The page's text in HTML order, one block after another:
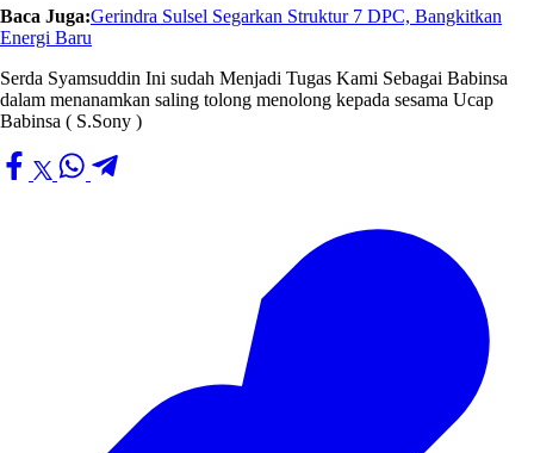
Baca Juga:Gerindra Sulsel Segarkan Struktur 7 DPC, Bangkitkan
Energi Baru
Serda Syamsuddin Ini sudah Menjadi Tugas Kami Sebagai Babinsa
dalam menanamkan saling tolong menolong kepada sesama Ucap
Babinsa ( S.Sony )